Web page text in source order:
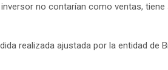
no contarían como ventas,
realizada ajustada por la entidad de